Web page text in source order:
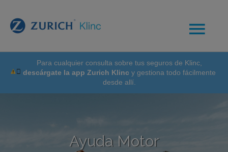
Para cualquier consulta sobre tus seguros de Klinc,
descárgate la app Zurich Klinc y gestiona todo fácilmente
desde allí.
Ayuda Motor